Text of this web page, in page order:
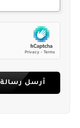
أرسل رسالة